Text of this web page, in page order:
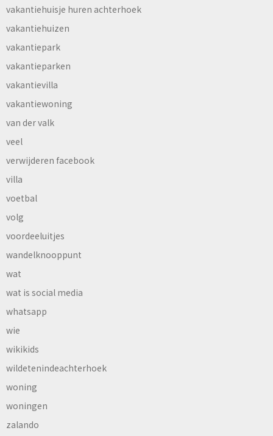
vakantiehuisje huren achterhoek
vakantiehuizen
vakantiepark
vakantieparken
vakantievilla
vakantiewoning
van der valk
veel
verwijderen facebook
villa
voetbal
volg
voordeeluitjes
wandelknooppunt
wat
wat is social media
whatsapp
wie
wikikids
wildetenindeachterhoek
woning
woningen
zalando